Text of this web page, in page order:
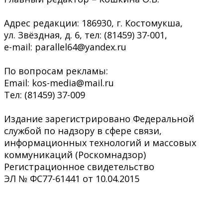
Адрес редакции: 186930, г. Костомукша,
ул. Звёздная, д. 6, тел: (81459) 37-001,
e-mail: parallel64@yandex.ru
По вопросам рекламы:
Email: kos-media@mail.ru
Тел: (81459) 37-009
Издание зарегистрировано Федеральной
службой по надзору в сфере связи,
информационных технологий и массовых
коммуникаций (Роскомнадзор)
Регистрационное свидетельство
ЭЛ № ФС77-61441 от 10.04.2015